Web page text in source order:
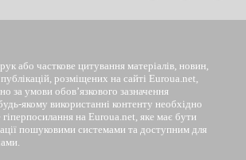
або часткове цитування матеріалів, новин,
розміщених на сайті Euroua.net,
за умови обов’язкового зазначення
якому використанні контенту необхідно
на Euroua.net, яке має бути
пошуковими системами та доступним для